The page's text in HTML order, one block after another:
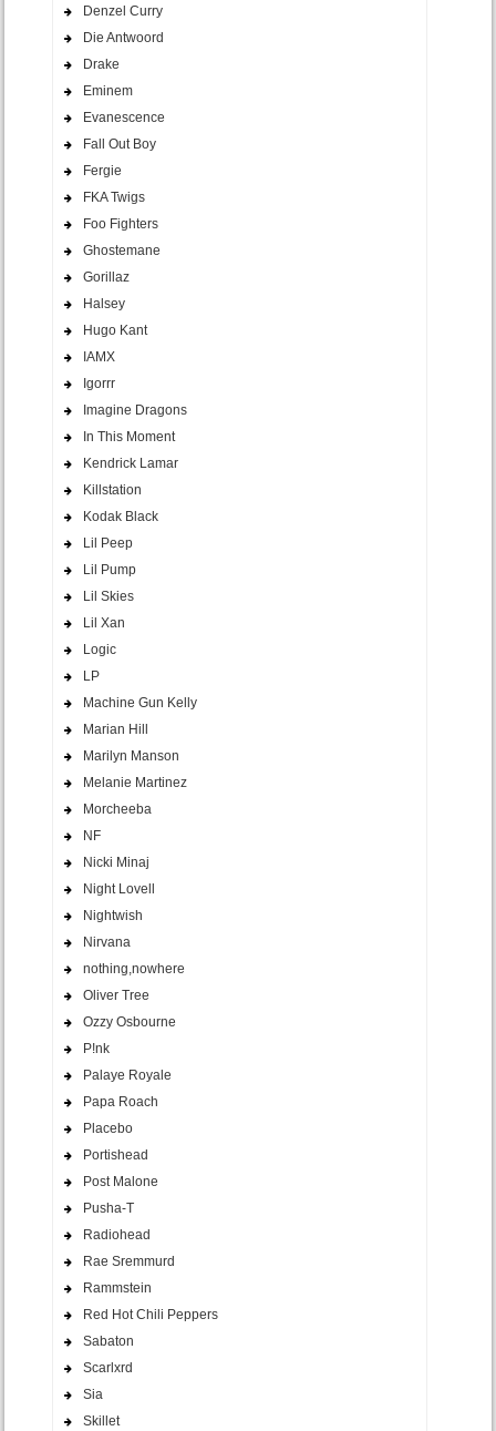
Denzel Curry
Die Antwoord
Drake
Eminem
Evanescence
Fall Out Boy
Fergie
FKA Twigs
Foo Fighters
Ghostemane
Gorillaz
Halsey
Hugo Kant
IAMX
Igorrr
Imagine Dragons
In This Moment
Kendrick Lamar
Killstation
Kodak Black
Lil Peep
Lil Pump
Lil Skies
Lil Xan
Logic
LP
Machine Gun Kelly
Marian Hill
Marilyn Manson
Melanie Martinez
Morcheeba
NF
Nicki Minaj
Night Lovell
Nightwish
Nirvana
nothing,nowhere
Oliver Tree
Ozzy Osbourne
P!nk
Palaye Royale
Papa Roach
Placebo
Portishead
Post Malone
Pusha-T
Radiohead
Rae Sremmurd
Rammstein
Red Hot Chili Peppers
Sabaton
Scarlxrd
Sia
Skillet